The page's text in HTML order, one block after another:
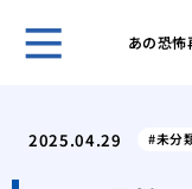
あの恐
2025.04.29 未分